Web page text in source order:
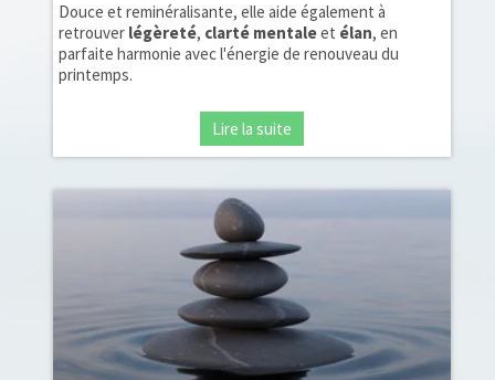
Douce et reminéralisante, elle aide également à
retrouver légèreté, clarté mentaleet élan, en
parfaite harmonie avec l'énergie de renouveau du
printemps.
Lire la suite